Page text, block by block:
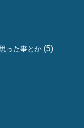
った事とか (5)